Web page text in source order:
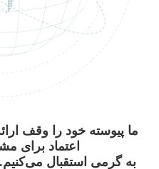
ما پیوسته خود را وقف
اعتماد برای